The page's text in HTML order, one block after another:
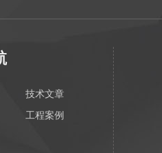
技术文章
工程案例